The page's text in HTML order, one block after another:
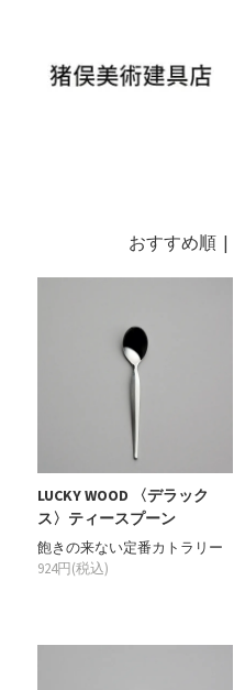
おすすめ順|
LUCKY WOOD 〈デラック
ス〉ティースプーン
飽きの来ない定番カトラリー
924円(税込)